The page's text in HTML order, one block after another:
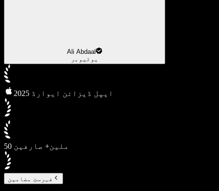
Ali Abdaal
یوٹیوبر
2025 ایپل ڈیزائن ایوارڈ
50 ملین+ صارفین
فہرستِ مضامین